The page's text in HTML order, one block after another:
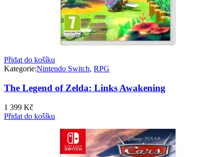
Přidat do košíku
Kategorie:Nintendo Switch, RPG
The Legend of Zelda: Links Awakening
1 399 Kč
Přidat do košíku